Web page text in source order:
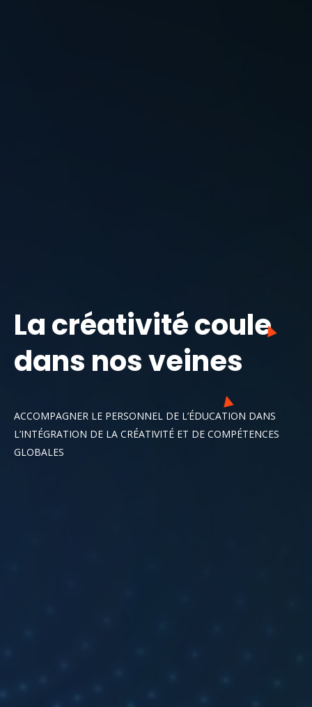
La créativité coule
dans nos veines
ACCOMPAGNER LE PERSONNEL DE L’ÉDUCATION DANS
L’INTÉGRATION DE LA CRÉATIVITÉ ET DE COMPÉTENCES
GLOBALES